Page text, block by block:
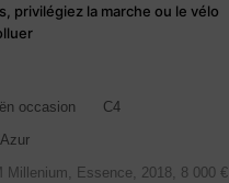
privilégiez la marche ou le vélo
occasion
C4
Millenium, Essence, 2018, 8 000 €